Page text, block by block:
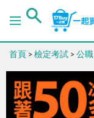
首頁 > 檢定考試 > 公職